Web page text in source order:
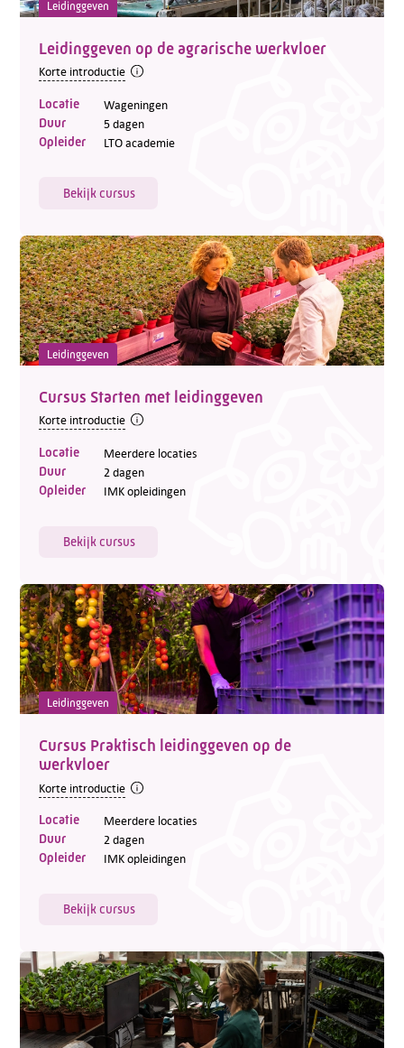
Leidinggeven
Leidinggeven op de agrarische werkvloer
Korte introductie
Locatie Wageningen
Duur 5 dagen
Opleider LTO academie
Bekijk cursus
Leidinggeven
Cursus Starten met leidinggeven
Korte introductie
Locatie Meerdere locaties
Duur 2 dagen
Opleider IMK opleidingen
Bekijk cursus
Leidinggeven
Cursus Praktisch leidinggeven op de
werkvloer
Korte introductie
Locatie Meerdere locaties
Duur 2 dagen
Opleider IMK opleidingen
Bekijk cursus